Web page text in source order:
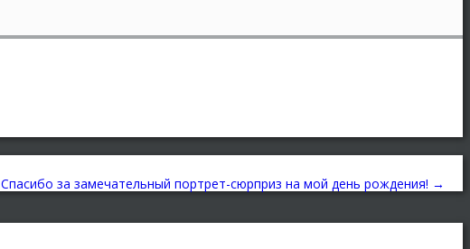
Спасибо за замечательный портрет-сюрприз на мой день рождения! →